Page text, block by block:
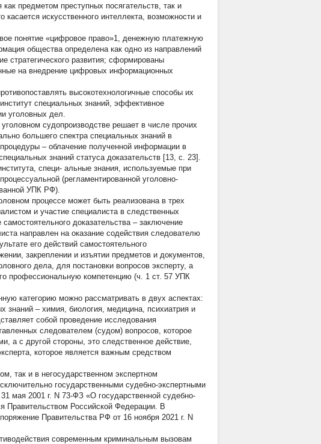
предметом преступных посягательств, так и
искусственного интеллекта, возможности и
понятие «цифровое право»1, денежную платежную
общества определена как одно из направлений
стратегического развития; сформированы
на внедрение цифровых информационных
высокотехнологичные способы их
специальных знаний, эффективное
уголовных дел.
судопроизводстве решает в числе прочих
большего спектра специальных знаний в
– облачение полученной информации в
знаний статуса доказательств [13, с. 23].
специ- альные знания, используемые при
(регламентированной уголовно-
УПК РФ).
процессе может быть реализована в трех
и участие специалиста в следственных
доказательства – заключение
направлен на оказание содействия следователю
его действий самостоятельного
закреплении и изъятии предметов и документов,
дела, для постановки вопросов эксперту, а
профессиональную компетенцию (ч. 1 ст. 57 УПК
категорию можно рассматривать в двух аспектах:
знаний – химия, биология, медицина, психиатрия и
собой проведение исследования
следователем (судом) вопросов, которое
а с другой стороны, это следственное действие,
которое является важным средством
так и в негосударственном экспертном
государственными судебно-экспертными
мая 2001 г. N 73-ФЗ «О государственной судебно-
Правительством Российской Федерации. В
Правительства РФ от 16 ноября 2021 г. N
современным криминальным вызовам